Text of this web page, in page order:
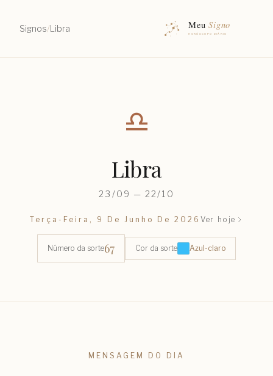
Signos/Libra
♎︎
Libra
23/09 — 22/10
Terça-Feira, 9 De Junho De 2026 Ver hoje
Número da sorte67 Cor da sorte Azul-claro
MENSAGEM DO DIA